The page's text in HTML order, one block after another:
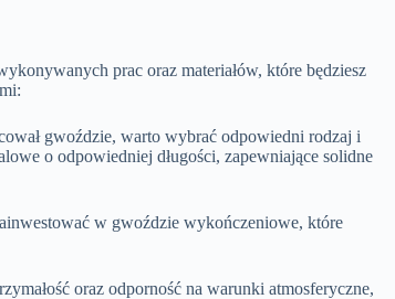
prac oraz materiałów, które będziesz
gwoździe, warto wybrać odpowiedni rodzaj i
o odpowiedniej długości, zapewniające solidne
w gwoździe wykończeniowe, które
oraz odporność na warunki atmosferyczne,